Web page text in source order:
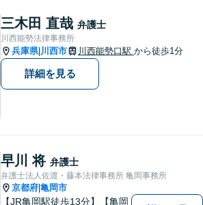
お一人で悩まずに、一度ご相
談にいらしてください。【現
役非常勤裁判官】【宝塚駅徒
歩3分】
三木田 直哉 弁護士
川西能勢法律事務所
兵庫県| 川西市 川西能勢口駅 から徒歩1分
詳細を見る
早川 将 弁護士
弁護士法人佐渡・藤本法律事務所 亀岡事務所
京都府 亀岡市
【JR亀岡駅徒歩13分】【亀岡